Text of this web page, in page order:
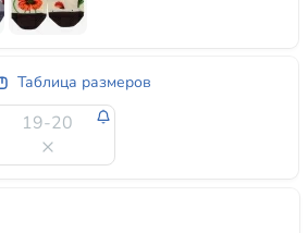
Таблица размеров
19-20